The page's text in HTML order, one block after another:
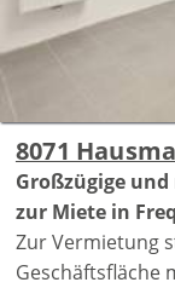
8071
Großzügige
zur Miete in
Zur Vermietung
Geschäftsfläche